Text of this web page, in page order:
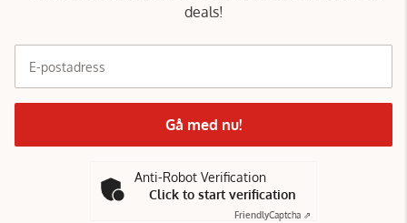
deals!
E-postadress
Gå med nu!
Anti-Robot Verification
Click to start verification
FriendlyCaptcha ⇗